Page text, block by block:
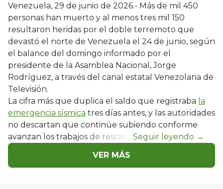
Venezuela, 29 de junio de 2026.- Más de mil 450
personas han muerto y al menos tres mil 150
resultaron heridas por el doble terremoto que
devastó el norte de Venezuela el 24 de junio, según
el balance del domingo informado por el
presidente de la Asamblea Nacional, Jorge
Rodríguez, a través del canal estatal Venezolana de
Televisión.
La cifra más que duplica el saldo que registraba la
emergencia sísmica tres días antes, y las autoridades
no descartan que continúe subiendo conforme
avanzan los trabajos de rescate.
VER MÁS